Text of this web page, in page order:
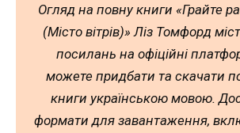
Огляд на повну книги «Грайте
(Місто вітрів)» Ліз Томфорд
посилань на офіційні
можете придбати та скачати
книги українською мовою.
формати для завантаження,